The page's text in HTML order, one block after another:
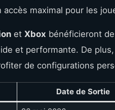
maximal pour les
et Xbox bénéficieront
et performante. De
de configurations
Date de Sortie